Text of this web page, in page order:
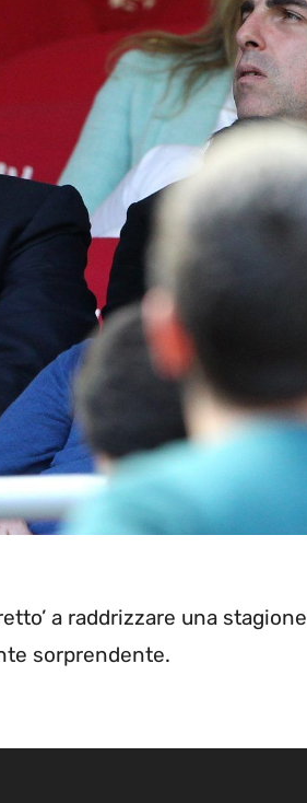
a raddrizzare una stagione
sorprendente.